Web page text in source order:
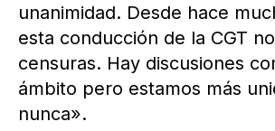
unanimidad. Desde hace
esta conducción de la CGT
censuras. Hay discusiones
ámbito pero estamos más
nunca».